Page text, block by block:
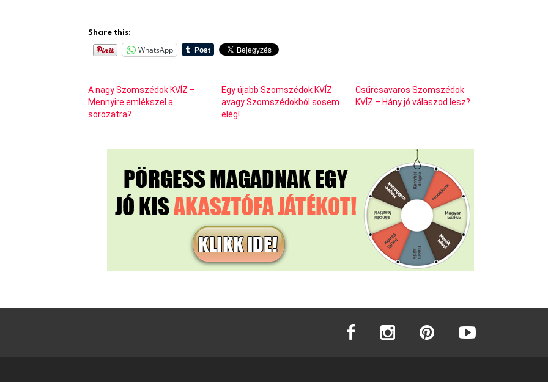
Share this:
WhatsApp
A nagy Szomszédok KVÍZ –
Mennyire emlékszel a
sorozatra?
Egy újabb Szomszédok KVÍZ
avagy Szomszédokból sosem
elég!
Csűrcsavaros Szomszédok
KVÍZ – Hány jó válaszod lesz?
facebook instagram